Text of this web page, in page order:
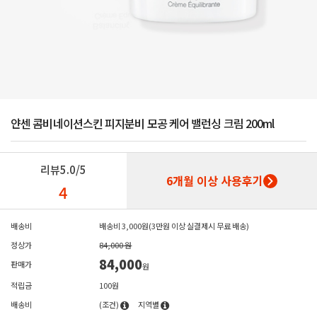
얀센 콤비네이션스킨 피지분비 모공 케어 밸런싱 크림 200ml
리뷰5.0/5
4 6개월 이상 사용후기
배송비
배송비 3,000원(3만원 이상 실결제시 무료 배송)
정상가
84,000 원
판매가
84,000원
적립금
100원
배송비
(조건) 지역별